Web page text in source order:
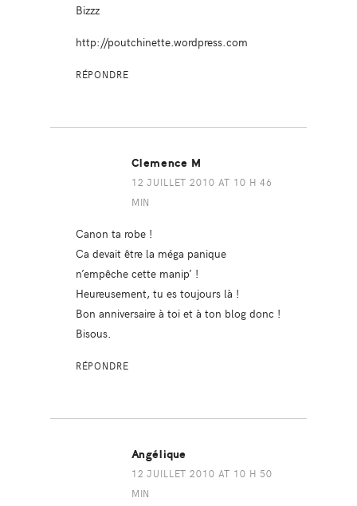
Bizzz
http://poutchinette.wordpress.com
RÉPONDRE
Clemence M
12 JUILLET 2010 AT 10 H 46
MIN
Canon ta robe !
Ca devait être la méga panique
n’empêche cette manip’ !
Heureusement, tu es toujours là !
Bon anniversaire à toi et à ton blog donc !
Bisous.
RÉPONDRE
Angélique
12 JUILLET 2010 AT 10 H 50
MIN